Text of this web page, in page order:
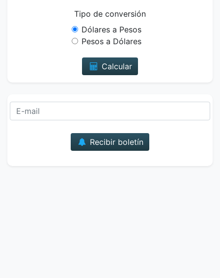
Tipo de conversión
Dólares a Pesos
Pesos a Dólares
Calcular
Recibir boletín